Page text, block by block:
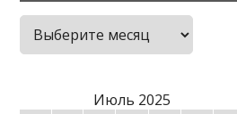
Архивы
Июль 2025